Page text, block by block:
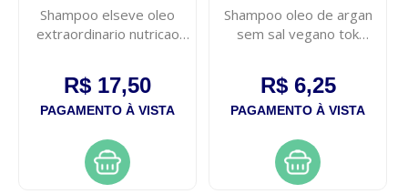
Shampoo elseve oleo
extraordinario nutricao
R$ 17,50
PAGAMENTO À VISTA
Shampoo oleo de argan
sem sal vegano tok
R$ 6,25
PAGAMENTO À VISTA